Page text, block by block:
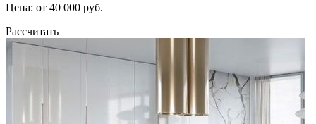
Цена: от 40 000 руб.
Рассчитать